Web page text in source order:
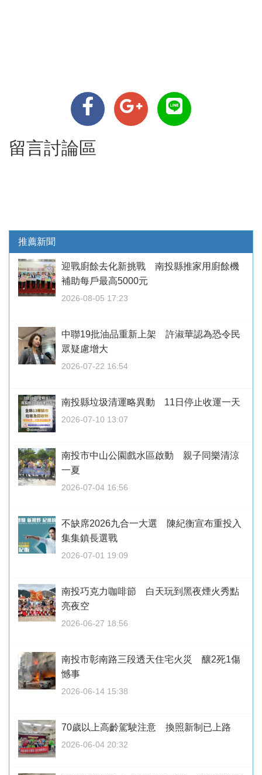
留言討論區
推薦新聞
迎戰廚餘去化新挑戰 南投縣推家用廚餘機
補助每戶最高5000元
2026-08-05 17:23
中聯19批油品重新上架 許淑華認為恐令民
眾疑慮增大
2026-07-22 16:54
南投縣垃圾清運略異動 11日停止收運一天
2026-07-10 13:07
南投市中山公園戲水區啟動 親子同樂清涼
一夏
2026-07-04 16:56
不缺席2026九合一大選 陳紀衡宣布重投入
集集鎮長選戰
2026-07-01 19:09
南投巧克力咖啡節 白天玩到黑夜煙火秀點
亮夜空
2026-06-27 18:56
南投市彰南路三段透天住宅火災 釀2死1傷
憾事
2026-06-14 15:38
70歲以上高齡駕駛注意 換照新制已上路
2026-06-04 20:32